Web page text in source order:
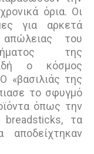
όρια. Οι
για αρκετά
του
της
ο κόσµος
«βασιλιάς της
το σφυγµό
όπως την
τα